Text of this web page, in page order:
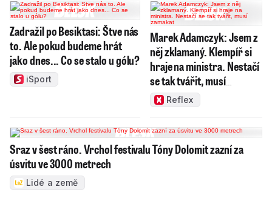
Zadražil po Besiktasi: Štve nás
to. Ale pokud budeme hrát
jako dnes... Co se stalo u gólu?
iSport
Marek Adamczyk: Jsem z
něj zklamaný. Klempíř si
hraje na ministra. Nestačí
se tak tvářit, musí
zamakat
Reflex
Sraz v šest ráno. Vrchol festivalu Tóny Dolomit zazní za
úsvitu ve 3000 metrech
Lidé a země